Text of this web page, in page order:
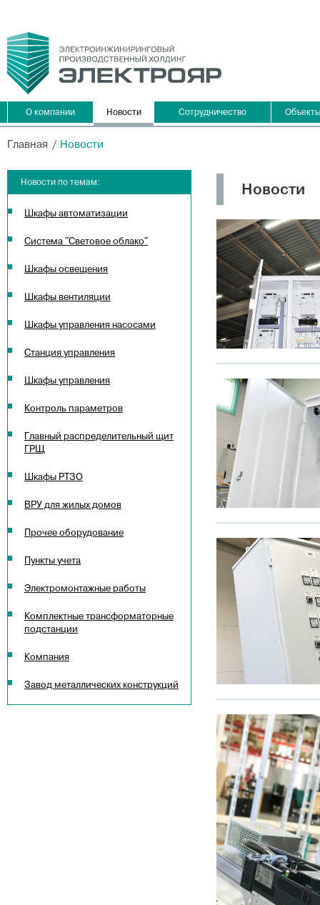
О компании Новости Сотрудничество
Главная Новости
Новости по темам:
Шкафы автоматизации
Система "Световое облако"
Шкафы освещения
Шкафы вентиляции
Шкафы управления насосами
Станция управления
Шкафы управления
Контроль параметров
Главный распределительный щит
ГРЩ
Шкафы РТЗО
ВРУ для жилых домов
Прочее оборудование
Пункты учета
Электромонтажные работы
Комплектные трансформаторные
подстанции
Компания
Завод металлических конструкций
Новости